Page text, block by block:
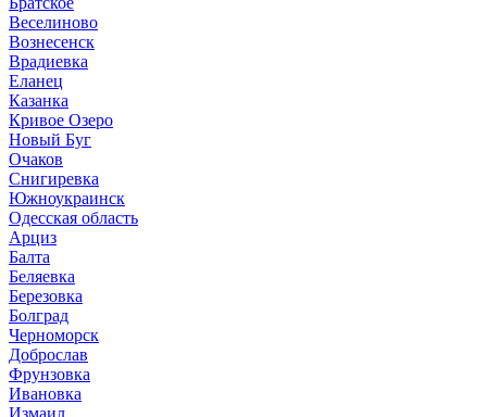
Веселиново
Вознесенск
Врадиевка
Еланец
Казанка
Кривое Озеро
Новый Буг
Очаков
Снигиревка
Южноукраинск
Одесская область
Арциз
Балта
Беляевка
Березовка
Болград
Черноморск
Доброслав
Фрунзовка
Ивановка
Измаил